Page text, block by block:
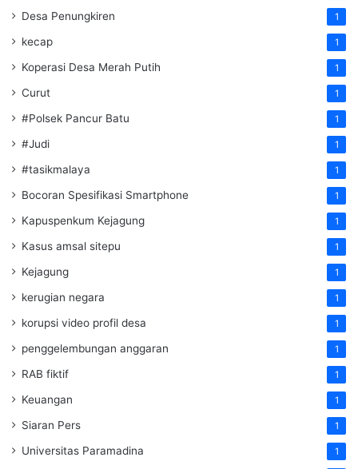
Desa Penungkiren 1
kecap 1
Koperasi Desa Merah Putih 1
Curut 1
#Polsek Pancur Batu 1
#Judi 1
#tasikmalaya 1
Bocoran Spesifikasi Smartphone 1
Kapuspenkum Kejagung 1
Kasus amsal sitepu 1
Kejagung 1
kerugian negara 1
korupsi video profil desa 1
penggelembungan anggaran 1
RAB fiktif 1
Keuangan 1
Siaran Pers 1
Universitas Paramadina 1